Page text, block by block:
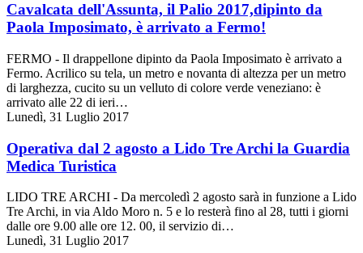
Cavalcata dell'Assunta, il Palio 2017,dipinto da
Paola Imposimato, è arrivato a Fermo!
FERMO - Il drappellone dipinto da Paola Imposimato è arrivato a
Fermo. Acrilico su tela, un metro e novanta di altezza per un metro
di larghezza, cucito su un velluto di colore verde veneziano: è
arrivato alle 22 di ieri…
Lunedì, 31 Luglio 2017
Operativa dal 2 agosto a Lido Tre Archi la Guardia
Medica Turistica
LIDO TRE ARCHI - Da mercoledì 2 agosto sarà in funzione a Lido
Tre Archi, in via Aldo Moro n. 5 e lo resterà fino al 28, tutti i giorni
dalle ore 9.00 alle ore 12. 00, il servizio di…
Lunedì, 31 Luglio 2017